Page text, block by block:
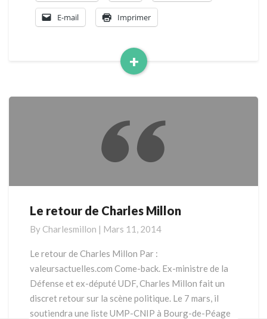
+
Read
E-mail Imprimer
Le
de
Charles
Le retour de Charles Millon
By Charlesmillon | Mars 11, 2014
Le retour de Charles Millon Par :
valeursactuelles.com Come-back. Ex-ministre de la
Défense et ex-député UDF, Charles Millon fait un
discret retour sur la scène politique. Le 7 mars, il
soutiendra une liste UMP-CNIP à Bourg-de-Péage